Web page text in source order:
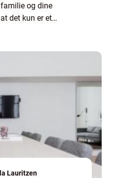
og dine
det kun er et
Lauritzen